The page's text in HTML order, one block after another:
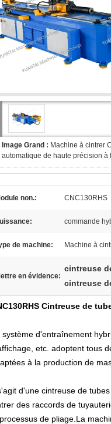
Image Grand : Machine à cintrer
automatique de haute précision à
non.: CNC130RHS
commande
de machine: Machine à
en évidence:
cintreuse
cintreuse
Cintreuse de
système d'entraînement
etc. adoptent tous
à la production de
d'une cintreuse de
des raccords de
de pliage.La